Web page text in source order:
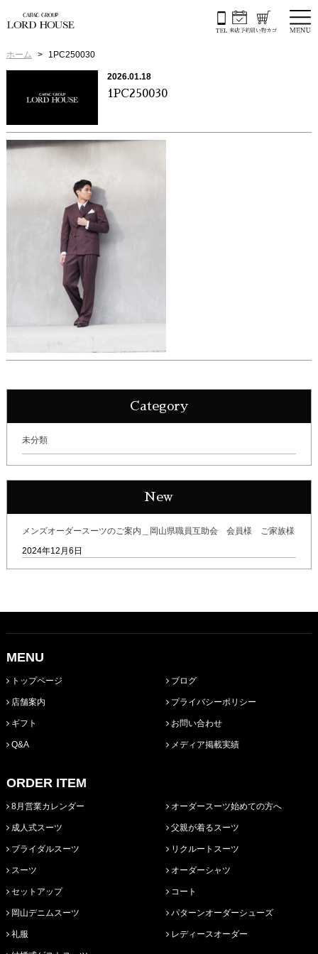
ホーム 1PC250030
2026.01.18
1PC250030
Category
未分類
New
メンズオーダースーツのご案内＿岡山県職員互助会 会員様 ご家族様
2024年12月6日
MENU
トップページ
店舗案内
ギフト
Q&A
ブログ
プライバシーポリシー
お問い合わせ
メディア掲載実績
ORDER ITEM
8月営業カレンダー
成人式スーツ
ブライダルスーツ
スーツ
セットアップ
岡山デニムスーツ
礼服
オーダースーツ始めての方へ
父親が着るスーツ
リクルートスーツ
オーダーシャツ
コート
パターンオーダーシューズ
レディースオーダー